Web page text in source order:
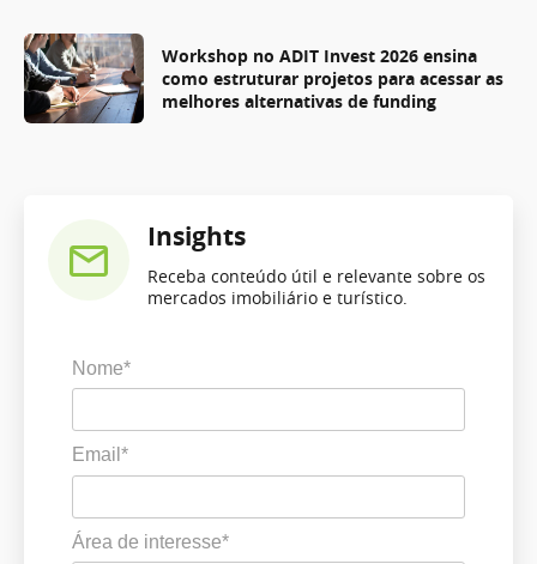
Workshop no ADIT Invest 2026 ensina
como estruturar projetos para acessar as
melhores alternativas de funding
Insights
Receba conteúdo útil e relevante sobre os
mercados imobiliário e turístico.
Nome*
Email*
Área de interesse*